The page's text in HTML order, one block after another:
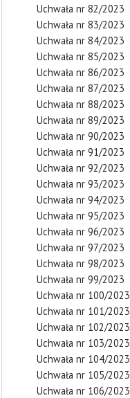
Uchwała nr 82/2023
Uchwała nr 83/2023
Uchwała nr 84/2023
Uchwała nr 85/2023
Uchwała nr 86/2023
Uchwała nr 87/2023
Uchwała nr 88/2023
Uchwała nr 89/2023
Uchwała nr 90/2023
Uchwała nr 91/2023
Uchwała nr 92/2023
Uchwała nr 93/2023
Uchwała nr 94/2023
Uchwała nr 95/2023
Uchwała nr 96/2023
Uchwała nr 97/2023
Uchwała nr 98/2023
Uchwała nr 99/2023
Uchwała nr 100/2023
Uchwała nr 101/2023
Uchwała nr 102/2023
Uchwała nr 103/2023
Uchwała nr 104/2023
Uchwała nr 105/2023
Uchwała nr 106/2023